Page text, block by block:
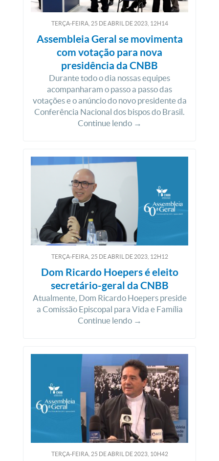
TERÇA-FEIRA, 25 DEABRIL DE2023, 12H14
Assembleia Geral se movimenta
com votação para nova
presidência da CNBB
Durante todo o dia nossas equipes
acompanharam o passo a passo das
votações e o anúncio do novo presidente da
Conferência Nacional dos bispos do Brasil.
Continue lendo →
TERÇA-FEIRA, 25 DEABRIL DE2023, 12H12
Dom Ricardo Hoepers é eleito
secretário-geral da CNBB
Atualmente, Dom Ricardo Hoepers preside
a Comissão Episcopal para Vida e Família
Continue lendo →
TERÇA-FEIRA, 25 DEABRIL DE2023, 10H42